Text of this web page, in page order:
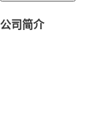
公司简介